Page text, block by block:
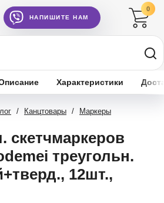
НАПИШИТЕ НАМ
0
Характеристики
/ Канцтовары / Маркеры
скетчмаркеров
треугольн.
12шт.,